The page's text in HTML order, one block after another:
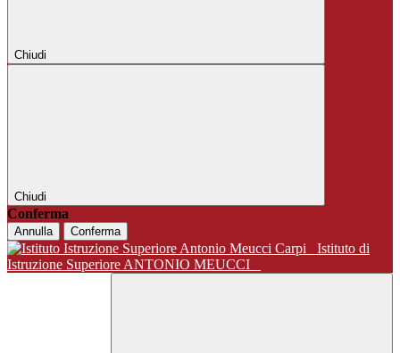
Chiudi
Chiudi
Conferma
Annulla Conferma
Istituto di
Istruzione Superiore ANTONIO MEUCCI